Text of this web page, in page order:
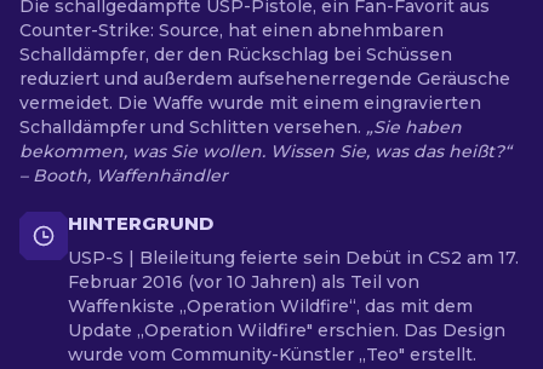
Die schallgedämpfte USP-Pistole, ein Fan-Favorit aus
Counter-Strike: Source, hat einen abnehmbaren
Schalldämpfer, der den Rückschlag bei Schüssen
reduziert und außerdem aufsehenerregende Geräusche
vermeidet. Die Waffe wurde mit einem eingravierten
Schalldämpfer und Schlitten versehen. „Sie haben
bekommen, was Sie wollen. Wissen Sie, was das heißt?“
– Booth, Waffenhändler
HINTERGRUND
USP-S | Bleileitung feierte sein Debüt in CS2 am 17.
Februar 2016 (vor 10 Jahren) als Teil von
Waffenkiste „Operation Wildfire“, das mit dem
Update „Operation Wildfire" erschien. Das Design
wurde vom Community-Künstler „Teo" erstellt.